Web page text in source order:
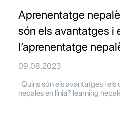
Aprenentatge
són els avantatges i
l’aprenentatge
09.08.2023
Quins són els avantatges i els
nepalès en línia? learning